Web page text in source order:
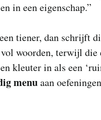
in een eigenschap.”
tiener, dan schrijft
woorden, terwijl die
kleuter in als een
menuaan